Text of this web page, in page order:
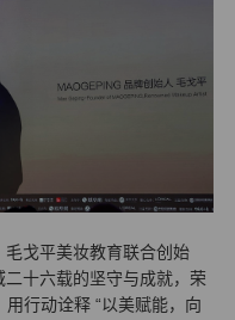
戈平美妆教育联合创始
十六载的坚守与成就，荣
用行动诠释 “以美赋能，向